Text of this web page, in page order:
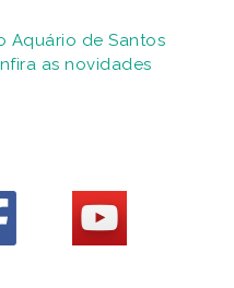
Aquário de Santos
as novidades